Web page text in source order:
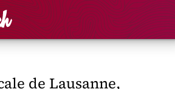
Rechercher un
Panier
de Lausanne,